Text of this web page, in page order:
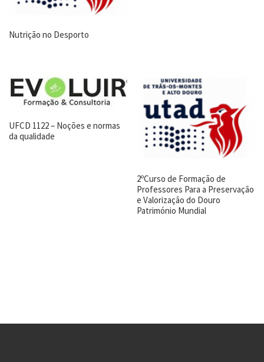
Nutrição no Desporto
UFCD 1122 – Noções e normas
da qualidade
2ºCurso de Formação de
Professores Para a Preservação
e Valorização do Douro
Património Mundial